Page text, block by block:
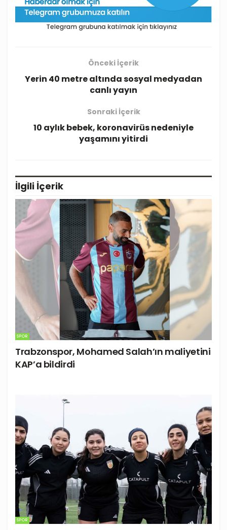
Önceki İçerik
Yerin 40 metre altında sosyal medyadan
canlı yayın
Sonraki İçerik
10 aylık bebek, koronavirüs nedeniyle
yaşamını yitirdi
İlgili İçerik
SPOR
Trabzonspor, Mohamed Salah’ın maliyetini
KAP’a bildirdi
SPOR